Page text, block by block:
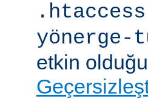
.htaccess
yönerge-
etkin